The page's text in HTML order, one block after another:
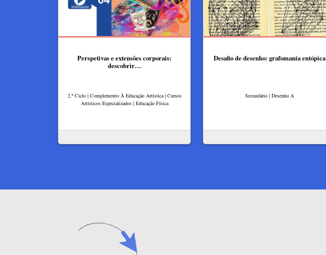
Perspetivas e extensões corporais:
descobrir…
2.º Ciclo | Complemento À Educação Artística | Cursos
Artísticos Especializados | Educação Física
Desafio de desenho: grafomania entópica
Secundário | Desenho A